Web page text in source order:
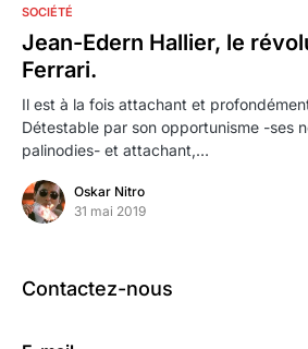
SOCIÉTÉ
Jean-Edern Hallier, le
Ferrari.
Il est à la fois attachant et
Détestable par son opportunisme -ses
palinodies- et attachant,…
Oskar Nitro
31 mai 2019
Contactez-nous